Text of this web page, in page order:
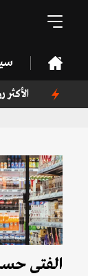
الأكثر
الفتى حسن عماد كريم ابن